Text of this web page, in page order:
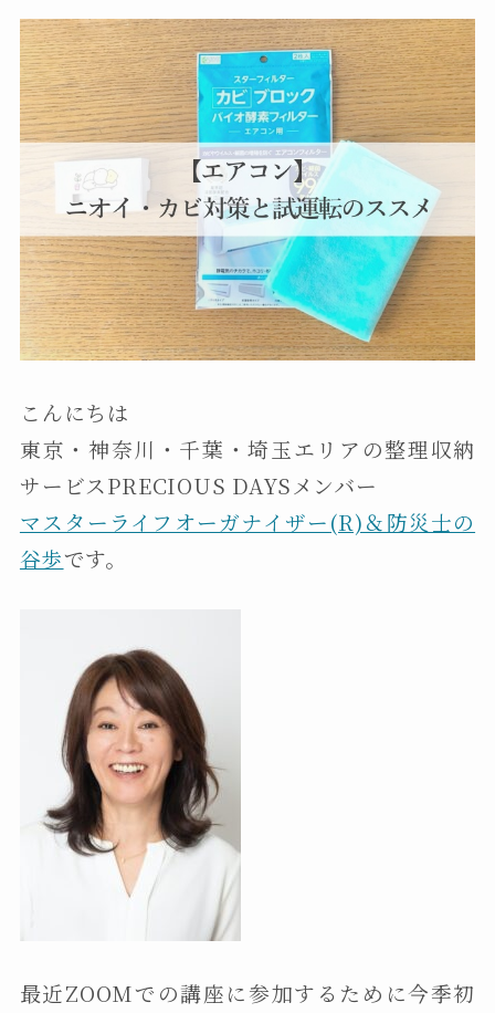
こんにちは
東京・神奈川・千葉・埼玉エリアの整理収納
サービスPRECIOUS DAYSメンバー
マスターライフオーガナイザー(R)＆防災士の
谷歩です。
最近ZOOMでの講座に参加するために今季初